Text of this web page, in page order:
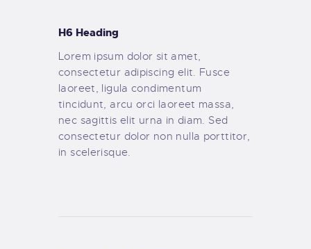
H6 Heading
Lorem ipsum dolor sit amet,
consectetur adipiscing elit. Fusce
laoreet, ligula condimentum
tincidunt, arcu orci laoreet massa,
nec sagittis elit urna in diam. Sed
consectetur dolor non nulla porttitor,
in scelerisque.